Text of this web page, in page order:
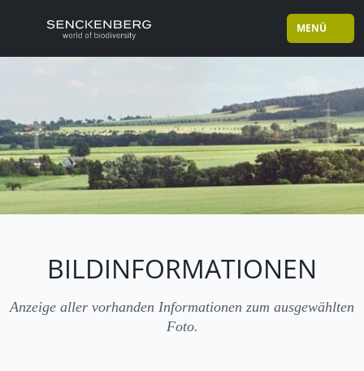
MENÜ
BILDINFORMATIONEN
Anzeige aller vorhanden Informationen zum ausgewählten
Foto.